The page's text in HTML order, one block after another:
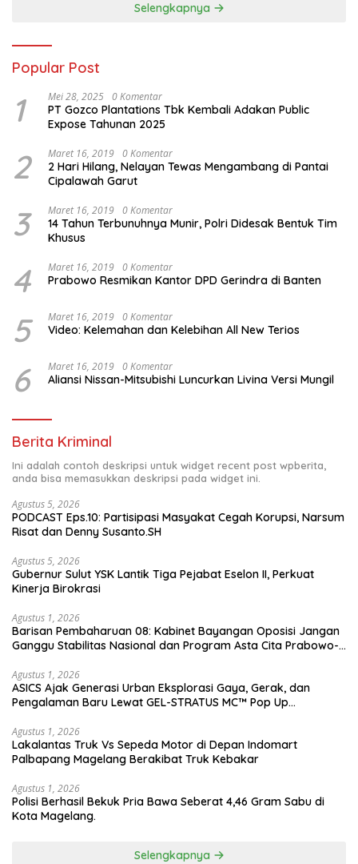
Selengkapnya
Popular Post
1 Mei 28, 2025 0 Komentar
PT Gozco Plantations Tbk Kembali Adakan Public
Expose Tahunan 2025
2 Maret 16, 2019 0 Komentar
2 Hari Hilang, Nelayan Tewas Mengambang di Pantai
Cipalawah Garut
3 Maret 16, 2019 0 Komentar
14 Tahun Terbunuhnya Munir, Polri Didesak Bentuk Tim
Khusus
4 Maret 16, 2019 0 Komentar
Prabowo Resmikan Kantor DPD Gerindra di Banten
5 Maret 16, 2019 0 Komentar
Video: Kelemahan dan Kelebihan All New Terios
6 Maret 16, 2019 0 Komentar
Aliansi Nissan-Mitsubishi Luncurkan Livina Versi Mungil
Berita Kriminal
Ini adalah contoh deskripsi untuk widget recent post wpberita,
anda bisa memasukkan deskripsi pada widget ini.
Agustus 5, 2026
PODCAST Eps.10: Partisipasi Masyakat Cegah Korupsi, Narsum
Risat dan Denny Susanto.SH
Agustus 5, 2026
Gubernur Sulut YSK Lantik Tiga Pejabat Eselon II, Perkuat
Kinerja Birokrasi
Agustus 1, 2026
Barisan Pembaharuan 08: Kabinet Bayangan Oposisi Jangan
Ganggu Stabilitas Nasional dan Program Asta Cita Prabowo-
Agustus 1, 2026
ASICS Ajak Generasi Urban Eksplorasi Gaya, Gerak, dan
Pengalaman Baru Lewat GEL-STRATUS MC™ Pop Up
Agustus 1, 2026
Lakalantas Truk Vs Sepeda Motor di Depan Indomart
Palbapang Magelang Berakibat Truk Kebakar
Agustus 1, 2026
Polisi Berhasil Bekuk Pria Bawa Seberat 4,46 Gram Sabu di
Kota Magelang.
Selengkapnya